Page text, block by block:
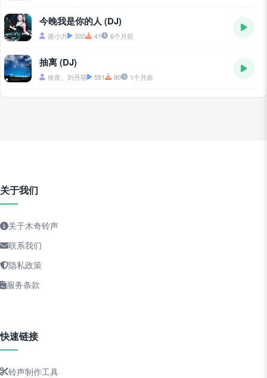
今晚我是你的人 (DJ)
唐小力 300 41 6个月前
抽离 (DJ)
徐良、刘丹萌 551 80 1个月前
关于我们
关于木奇铃声
联系我们
隐私政策
服务条款
快速链接
铃声制作工具